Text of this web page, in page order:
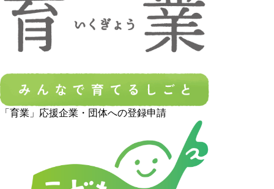
「育業」応援企業・団体への登録申請